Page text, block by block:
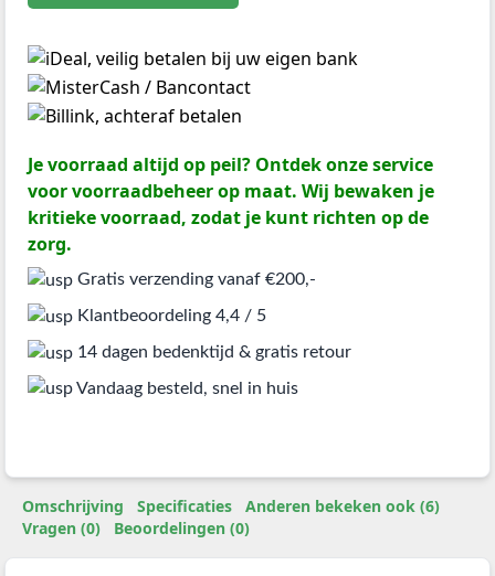
Je voorraad altijd op peil? Ontdek onze service
voor voorraadbeheer op maat. Wij bewaken je
kritieke voorraad, zodat je kunt richten op de
zorg.
Gratis verzending vanaf €200,-
Klantbeoordeling 4,4 / 5
14 dagen bedenktijd & gratis retour
Vandaag besteld, snel in huis
Omschrijving Specificaties
Anderen bekeken ook (6)
Vragen (0)
Beoordelingen (0)